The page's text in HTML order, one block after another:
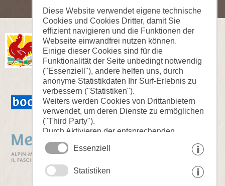
Diese Website verwendet eigene technische
Cookies und Cookies Dritter, damit Sie
effizient navigieren und die Funktionen der
Webseite einwandfrei nutzen können.
Einige dieser Cookies sind für die
Funktionalität der Seite unbedingt notwendig
("Essenziell"), andere helfen uns, durch
anonyme Statistikdaten Ihr Surf-Erlebnis zu
verbessern ("Statistiken").
Weiters werden Cookies von Drittanbietern
verwendet, um deren Dienste zu ermöglichen
("Third Party").
Durch Aktivieren der entsprechenden
Schaltflächen entscheiden Sie selbst, welche
Cookies zum Einsatz kommen.
"Auswahl speichern" oder "Auswahl
Essenziell
Statistiken